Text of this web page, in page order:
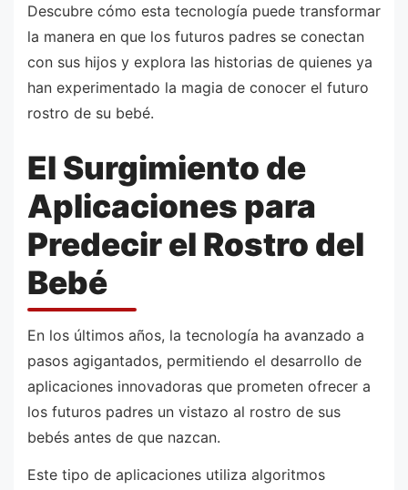
Descubre cómo esta tecnología puede transformar
la manera en que los futuros padres se conectan
con sus hijos y explora las historias de quienes ya
han experimentado la magia de conocer el futuro
rostro de su bebé.
El Surgimiento de
Aplicaciones para
Predecir el Rostro del
Bebé
En los últimos años, la tecnología ha avanzado a
pasos agigantados, permitiendo el desarrollo de
aplicaciones innovadoras que prometen ofrecer a
los futuros padres un vistazo al rostro de sus
bebés antes de que nazcan.
Este tipo de aplicaciones utiliza algoritmos